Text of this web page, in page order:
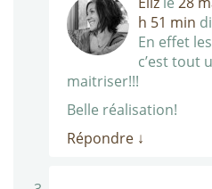
h 51 min
En effet
c’est tout
maitriser!!!
Belle réalisation!
Répondre ↓